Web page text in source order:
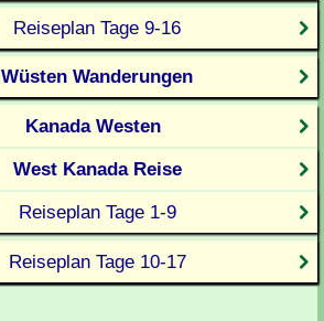
Reiseplan Tage 9-16
Wüsten Wanderungen
Kanada Westen
West Kanada Reise
Reiseplan Tage 1-9
Reiseplan Tage 10-17